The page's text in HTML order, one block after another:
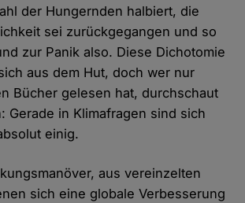
der Hungernden halbiert, die
sei zurückgegangen und so
zur Panik also. Diese Dichotomie
aus dem Hut, doch wer nur
Bücher gelesen hat, durchschaut
Gerade in Klimafragen sind sich
einig.
aus vereinzelten
sich eine globale Verbesserung